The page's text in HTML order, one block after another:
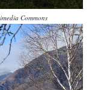
Commons